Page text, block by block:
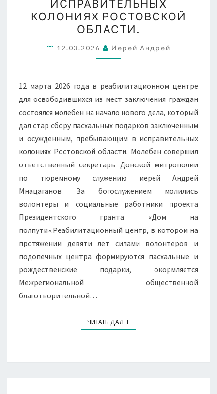
СТАР
СБОРУ
ПАСХАЛЬНЫХ
ПОДАРКОВ
ЗАКЛЮЧЕННЫМ
ОСУЖДЕННЫМ,
ПРЕБЫВАЮЩИМ
В
ИСПРАВИТЕЛЬНЫХ
КОЛОНИЯХ
РОСТОВСКОЙ
ОБЛАСТИ.
ИСПРАВИТЕЛЬНЫХ
КОЛОНИЯХ РОСТОВСКОЙ
ОБЛАСТИ.
12.03.2026 Иерей Андрей
12 марта 2026 года в реабилитационном центре
для освободившихся из мест заключения граждан
состоялся молебен на начало нового дела, который
дал стар сбору пасхальных подарков заключенным
и осужденным, пребывающим в исправительных
колониях Ростовской области. Молебен совершил
ответственный секретарь Донской митрополии
по тюремному служению иерей Андрей
Мнацаганов. За богослужением молились
волонтеры и социальные работники проекта
Президентского гранта «Дом на
полпути».Реабилитационный центр, в котором на
протяжении девяти лет силами волонтеров и
подопечных центра формируются пасхальные и
рождественские подарки, окормляется
Межрегиональной общественной
благотворительной…
ЧИТАТЬ ДАЛЕЕЧИТАТЬ ДАЛЕЕ